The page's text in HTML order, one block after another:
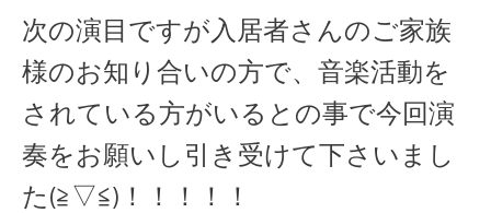
次の演目ですが入居者さんのご家族
様のお知り合いの方で、音楽活動を
されている方がいるとの事で今回演
奏をお願いし引き受けて下さいまし
た(≧▽≦)！！！！！